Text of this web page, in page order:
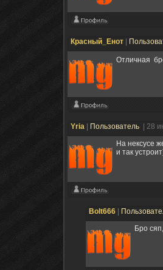
Красный_Енот
Отличная
Yria Пользователь
| 28
На нексусе
и так
Bolt666
Бро